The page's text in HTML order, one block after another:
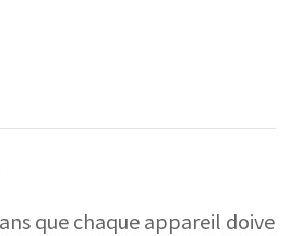
que chaque appareil doive